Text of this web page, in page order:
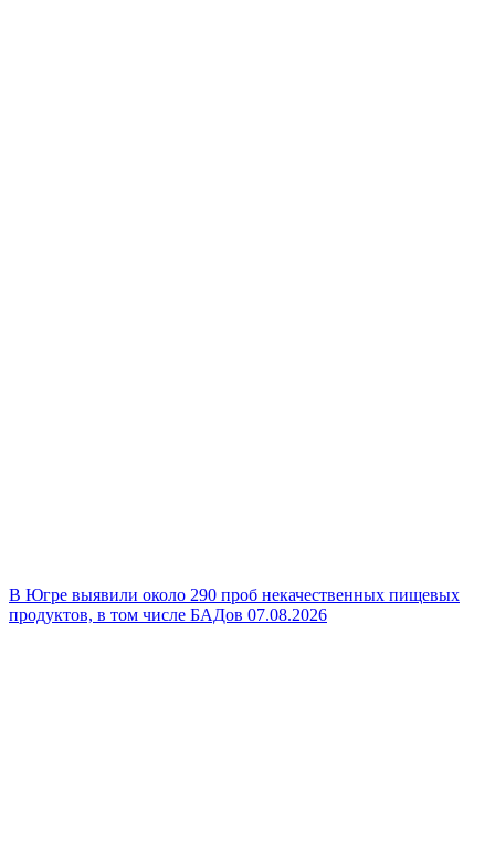
В Югре выявили около 290 проб некачественных пищевых
продуктов, в том числе БАДов 07.08.2026